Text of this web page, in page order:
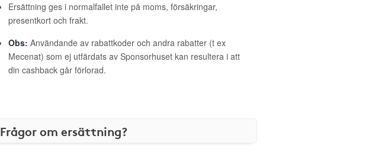
Ersättning ges i normalfallet inte på moms, försäkringar,
presentkort och frakt.
Obs: Användande av rabattkoder och andra rabatter (t ex
Mecenat) som ej utfärdats av Sponsorhuset kan resultera i att
din cashback går förlorad.
Frågor om ersättning?